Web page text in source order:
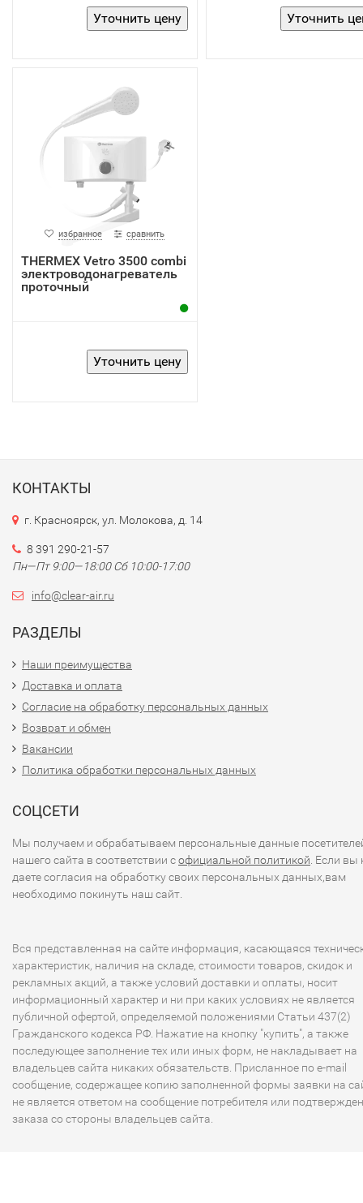
избранное сравнить
THERMEX Vetro 3500 combi
электроводонагреватель
проточный
КОНТАКТЫ
г. Красноярск, ул. Молокова, д. 14
8 391 290-21-57
Пн—Пт 9:00—18:00 Сб 10:00-17:00
info@clear-air.ru
РАЗДЕЛЫ
Наши преимущества
Доставка и оплата
Согласие на обработку персональных данных
Возврат и обмен
Вакансии
Политика обработки персональных данных
СОЦСЕТИ
Мы получаем и обрабатываем персональные данные
нашего сайта в соответствии софициальной политикой . Если вы
даете согласия на обработку своих персональных данных,вам
необходимо покинуть наш сайт.
Вся представленная на сайте информация, касающаяся
характеристик, наличия на складе, стоимости товаров, скидок и
рекламных акций, а также условий доставки и оплаты, носит
информационный характер и ни при каких условиях не является
публичной офертой, определяемой положениями Статьи 437(2)
Гражданского кодекса РФ. Нажатие на кнопку "купить", а также
последующее заполнение тех или иных форм, не накладывает на
владельцев сайта никаких обязательств. Присланное по e-mail
сообщение, содержащее копию заполненной формы заявки на
не является ответом на сообщение потребителя или
заказа со стороны владельцев сайта.